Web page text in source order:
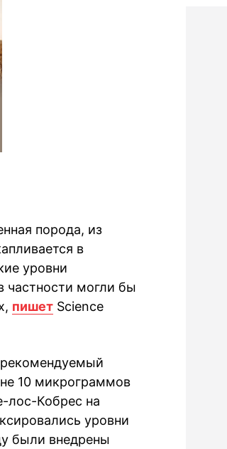
порода, из
в
уровни
частности могли бы
пишет Science
рекомендуемый
10 микрограммов
лос-Кобрес на
уровни
были внедрены